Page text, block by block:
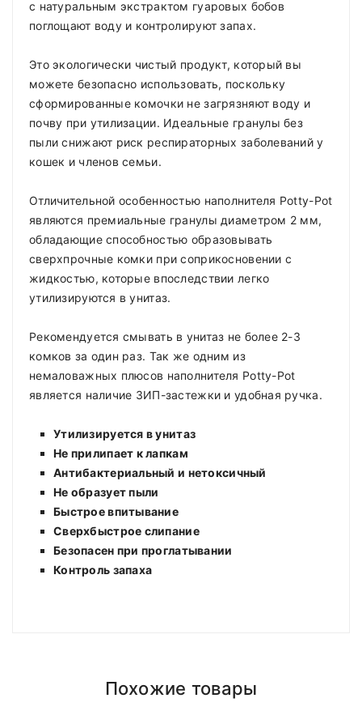
с натуральным экстрактом гуаровых бобов
поглощают воду и контролируют запах.
Это экологически чистый продукт, который вы
можете безопасно использовать, поскольку
сформированные комочки не загрязняют воду и
почву при утилизации. Идеальные гранулы без
пыли снижают риск респираторных заболеваний у
кошек и членов семьи.
Отличительной особенностью наполнителя Potty-Pot
являются премиальные гранулы диаметром 2 мм,
обладающие способностью образовывать
сверхпрочные комки при соприкосновении с
жидкостью, которые впоследствии легко
утилизируются в унитаз.
Рекомендуется смывать в унитаз не более 2-3
комков за один раз. Так же одним из
немаловажных плюсов наполнителя Potty-Pot
является наличие ЗИП-застежки и удобная ручка.
Утилизируется в унитаз
Не прилипает к лапкам
Антибактериальный и нетоксичный
Не образует пыли
Быстрое впитывание
Сверхбыстрое слипание
Безопасен при проглатывании
Контроль запаха
Доставка осуществляется день в день
Short Dress
roadthemesПохожие товары